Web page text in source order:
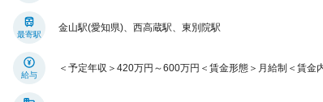
最寄駅
金山駅(愛知県)、西高蔵駅、東別院駅
給与
＜予定年収＞420万円～600万円＜賃金形態＞月給制＜賃